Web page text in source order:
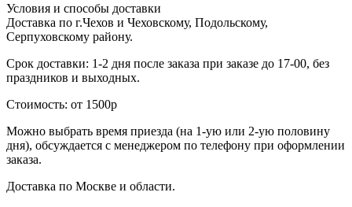
Условия и способы доставки
Доставка по г.Чехов и Чеховскому, Подольскому,
Серпуховскому району.
Срок доставки: 1-2 дня после заказа при заказе до 17-00, без
праздников и выходных.
Стоимость: от 1500р
Можно выбрать время приезда (на 1-ую или 2-ую половину
дня), обсуждается с менеджером по телефону при оформлении
заказа.
Доставка по Москве и области.